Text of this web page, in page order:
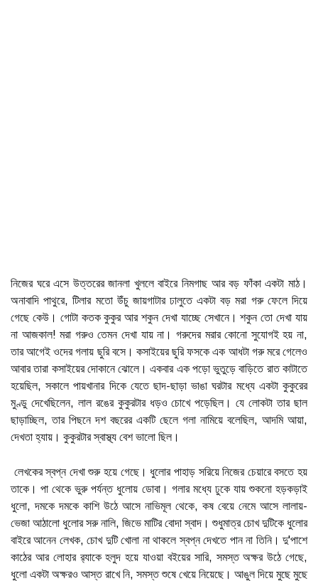
নিজের ঘরে এসে উত্তরের জানলা খুললে বাইরে নিমগাছ আর বড় ফাঁকা একটা মাঠ।
অনাবাদি পাথুরে, টিলার মতো উঁচু জায়গাটার ঢালুতে একটা বড় মরা গরু ফেলে দিয়ে
গেছে কেউ। গোটা কতক কুকুর আর শকুন দেখা যাচ্ছে সেখানে। শকুন তো দেখা যায়
না আজকাল! মরা গরুও তেমন দেখা যায় না। গরুদের মরার কোনো সুযোগই হয় না,
তার আগেই ওদের গলায় ছুরি বসে। কসাইয়ের ছুরি ফসকে এক আধটা গরু মরে গেলেও
আবার তারা কসাইয়ের দোকানে ঝোলে। একবার এক পড়ো ভুতুড়ে বাড়িতে রাত কাটাতে
হয়েছিল, সকালে পায়খানার দিকে যেতে ছাদ-ছাড়া ভাঙা ঘরটার মধ্যে একটা কুকুরের
মুণ্ডু দেখেছিলেন, লাল রঙের কুকুরটার ধড়ও চোখে পড়েছিল। যে লোকটা তার ছাল
ছাড়াচ্ছিল, তার পিছনে দশ বছরের একটি ছেলে গলা নামিয়ে বলেছিল, আদমি আয়া,
দেখতা হ্যায়। কুকুরটার স্বাস্থ্য বেশ ভালো ছিল।
লেখকের স্বপ্ন দেখা শুরু হয়ে গেছে। ধুলোর পাহাড় সরিয়ে নিজের চেয়ারে বসতে হয়
তাকে। পা থেকে ভুরু পর্যন্ত ধুলোয় ডোবা। গলার মধ্যে ঢুকে যায় শুকনো হড়কড়াই
ধুলো, দমকে দমকে কাশি উঠে আসে নাভিমূল থেকে, কষ বেয়ে নেমে আসে লালায়-
ভেজা আঠালো ধুলোর সরু নালি, জিভে মাটির বোদা স্বাদ। শুধুমাত্র চোখ দুটিকে ধুলোর
বাইরে আনেন লেখক, চোখ দুটি খোলা না থাকলে স্বপ্ন দেখতে পান না তিনি। দু'পাশে
কাঠের আর লোহার র‍্যাকে হলুদ হয়ে যাওয়া বইয়ের সারি, সমস্ত অক্ষর উঠে গেছে,
ধুলো একটা অক্ষরও আস্ত রাখে নি, সমস্ত শুষে খেয়ে নিয়েছে। আঙুল দিয়ে মুছে মুছে